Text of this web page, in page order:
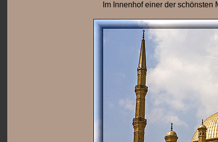
Im Innenhof einer der